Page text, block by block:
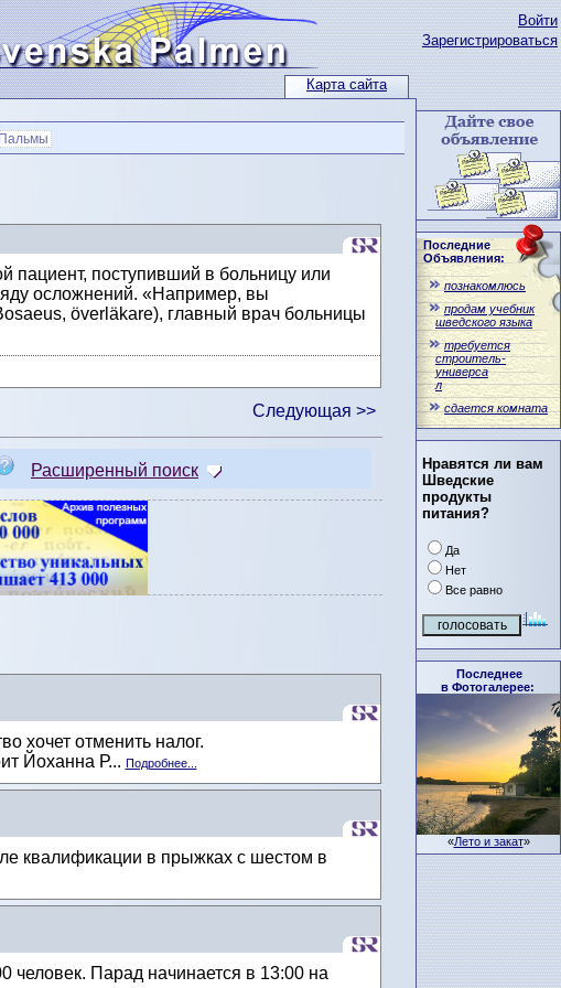
Карта сайта
Войти
Зарегистрироваться
Последние
Объявления:
познакомлюсь
продам учебник
шведского языка
требуется
строитель-
универса
л
сдается комната
Нравятся ли вам
Шведские
продукты
питания?
Да
Нет
Все равно
Последнее
в Фотогалерее:
«Лето и закат»
пациент, поступивший в больницу или
осложнений. «Например, вы
överläkare), главный врач больницы
Следующая >>
Расширенный поиск
хочет отменить налог.
Йоханна Р... Подробнее...
квалификации в прыжках с шестом в
человек. Парад начинается в 13:00 на